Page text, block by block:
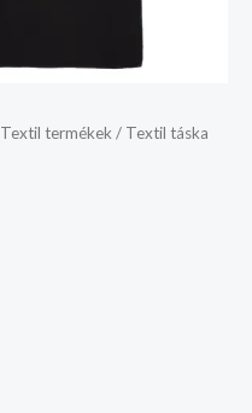
Textil termékek / Textil táska